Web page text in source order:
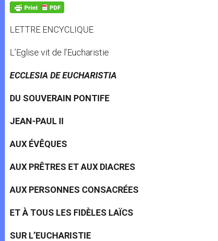
p
p
g
e
o
k
LETTRE ENCYCLIQUE
L’Eglise vit de l’Eucharistie
ECCLESIA DE EUCHARISTIA
DU SOUVERAIN PONTIFE
JEAN-PAUL II
AUX ÉVÊQUES
AUX PRÊTRES ET AUX DIACRES
AUX PERSONNES CONSACRÉES
ET À TOUS LES FIDÈLES LAÏCS
SUR L’EUCHARISTIE